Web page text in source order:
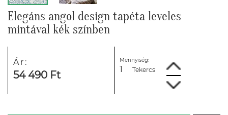
Elegáns angol design tapéta leveles
mintával kék színben
Ár:
54 490 Ft
Mennyiség:
Tekercs